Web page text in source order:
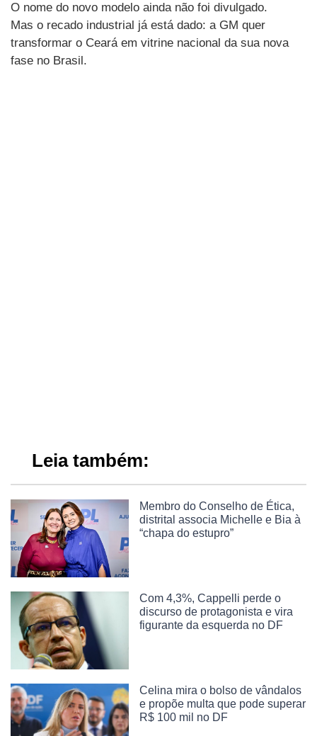
O nome do novo modelo ainda não foi divulgado.
Mas o recado industrial já está dado: a GM quer
transformar o Ceará em vitrine nacional da sua nova
fase no Brasil.
Leia também:
Membro do Conselho de Ética,
distrital associa Michelle e Bia à
“chapa do estupro”
Com 4,3%, Cappelli perde o
discurso de protagonista e vira
figurante da esquerda no DF
Celina mira o bolso de vândalos
e propõe multa que pode superar
R$ 100 mil no DF